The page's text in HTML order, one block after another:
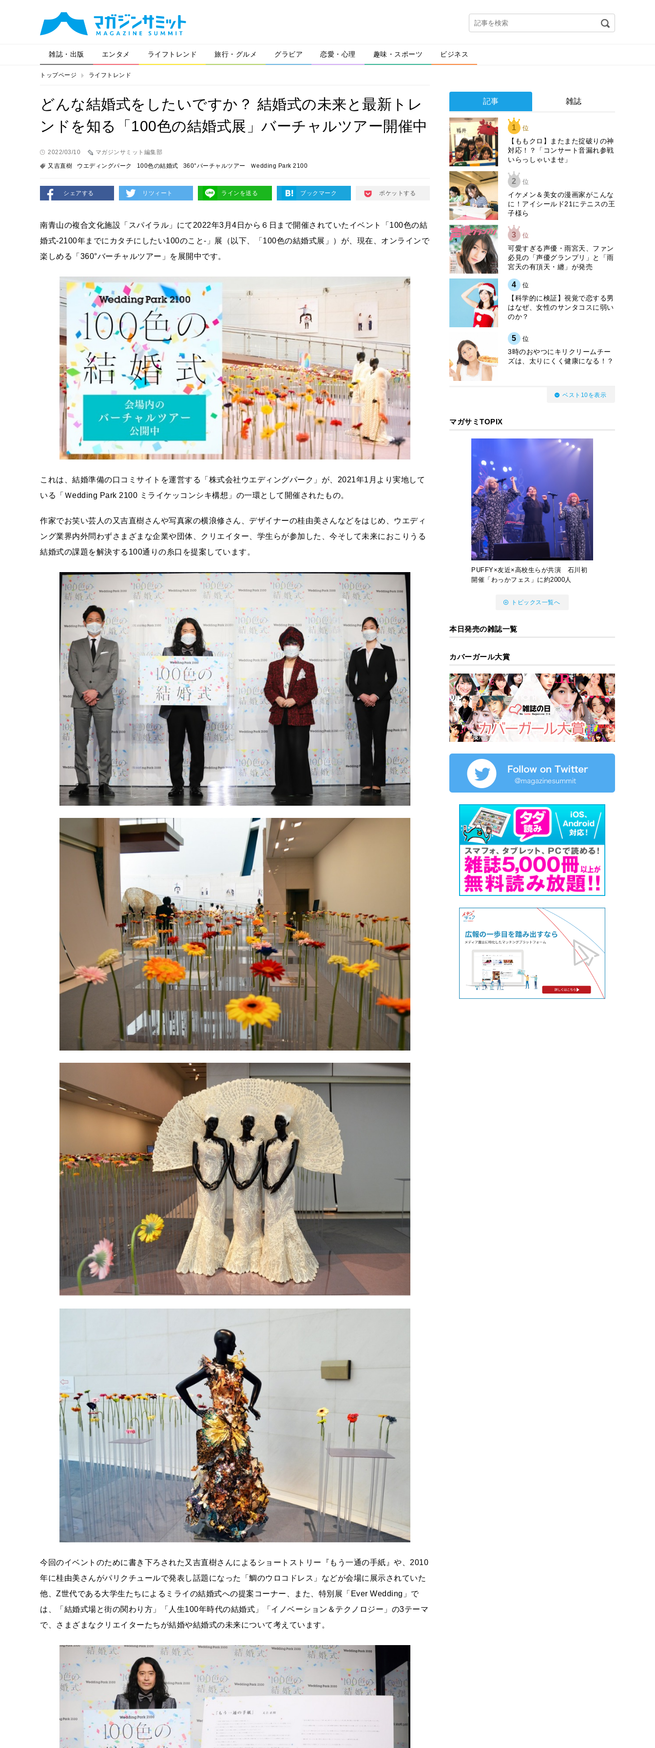
雑誌・出版 エンタメ ライフトレンド 旅行・グルメ グラビア 恋愛・心理 趣味・スポーツ ビジネス
トップページ ライフトレンド
どんな結婚式をしたいですか？ 結婚式の未来と最新トレ
ンドを知る「100色の結婚式展」バーチャルツアー開催中
2022/03/10
マガジンサミット編集部
又吉直樹
ウエディングパーク 100色の結婚式 360°バーチャルツアー Ｗedding Park 2100
シェアする リツィート ラインを送る ブックマーク ポケットする
南青山の複合文化施設「スパイラル」にて2022年3月4日から６日まで開催されていたイベント「100色の結
婚式-2100年までにカタチにしたい100のこと-」展（以下、「100色の結婚式展」）が、現在、オンラインで
楽しめる「360°バーチャルツアー」を展開中です。
これは、結婚準備の口コミサイトを運営する「株式会社ウエディングパーク」が、2021年1月より実地して
いる「Ｗedding Park 2100 ミライケッコンシキ構想」の一環として開催されたもの。
作家でお笑い芸人の又吉直樹さんや写真家の横浪修さん、デザイナーの桂由美さんなどをはじめ、ウエディ
ング業界内外問わずさまざまな企業や団体、クリエイター、学生らが参加した、今そして未来におこりうる
結婚式の課題を解決する100通りの糸口を提案しています。
今回のイベントのために書き下ろされた又吉直樹さんによるショートストリー『もう一通の手紙』や、2010
年に桂由美さんがパリクチュールで発表し話題になった「鯛のウロコドレス」などが会場に展示されていた
他、Z世代である大学生たちによるミライの結婚式への提案コーナー、また、特別展「Ever Wedding」で
は、「結婚式場と街の関わり方」「人生100年時代の結婚式」「イノベーション＆テクノロジー」の3テーマ
で、さまざまなクリエイターたちが結婚や結婚式の未来について考えています。
記事 雑誌
1 位
【ももクロ】またまた掟破りの神
対応！？「コンサート音漏れ参戦
いらっしゃいませ」
2 位
イケメン＆美女の漫画家がこんな
に！アイシールド21にテニスの王
子様ら
3 位
可愛すぎる声優・雨宮天、ファン
必見の「声優グランプリ」と「雨
宮天の有頂天・纏」が発売
4 位
【科学的に検証】視覚で恋する男
はなぜ、女性のサンタコスに弱い
のか？
5 位
3時のおやつにキリクリームチー
ズは、太りにくく健康になる！？
ベスト10を表示
マガサミTOPIX
PUFFY×友近×高校生らが共演 石川初
開催「わっかフェス」に約2000人
トピックス一覧へ
本日発売の雑誌一覧
カバーガール大賞